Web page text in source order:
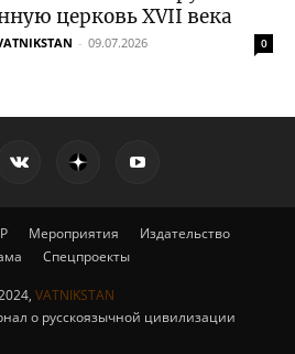
церковь XVII века
- 09.07.2026 0
Мероприятия
Издательство
Спецпроекты
VATNIKSTAN
о русскоязычной цивилизации